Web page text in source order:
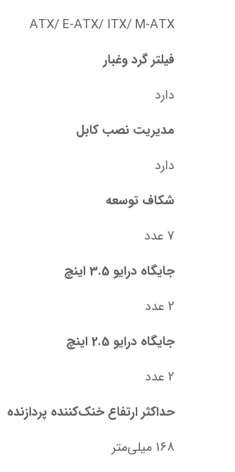
ATX/ E-ATX/ ITX/ M-ATX
فیلتر گرد وغبار
دارد
مدیریت نصب کابل
دارد
شکاف توسعه
7 عدد
جایگاه درایو 3.5 اینچ
2 عدد
جایگاه درایو 2.5 اینچ
2 عدد
حداکثر ارتفاع خنک‌کننده پردازنده
168 میلی‌متر